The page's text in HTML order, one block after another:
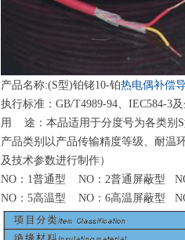
产品名称:(S型)铂铑10-铂热电偶补偿
执行标准 ： GB/T4989-94 IEC584-3
用
途：本品适用于分度号为各类别 S
产品类别以产品传输精度等级、耐温
及技术参数进行制作）
NO ： 1普通型 NO ： 2普通屏蔽型 N
NO ： 5高温型 NO ： 6高温屏蔽型 N